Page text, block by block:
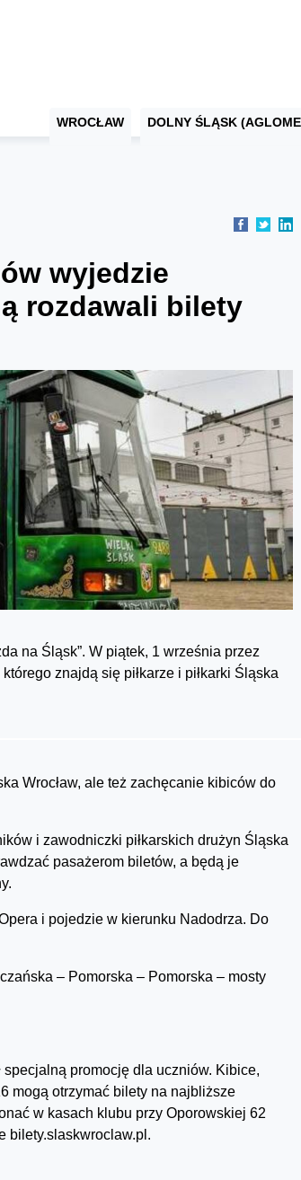
WROCŁAW DOLNY ŚLĄSK
wyjedzie
rozdawali bilety
na Śląsk”. W piątek, 1 września przez
znajdą się piłkarze i piłkarki Śląska
Wrocław, ale też zachęcanie kibiców do
i zawodniczki piłkarskich drużyn Śląska
pasażerom biletów, a będą je
i pojedzie w kierunku Nadodrza. Do
– Pomorska – Pomorska – mosty
promocję dla uczniów. Kibice,
mogą otrzymać bilety na najbliższe
w kasach klubu przy Oporowskiej 62
bilety.slaskwroclaw.pl.